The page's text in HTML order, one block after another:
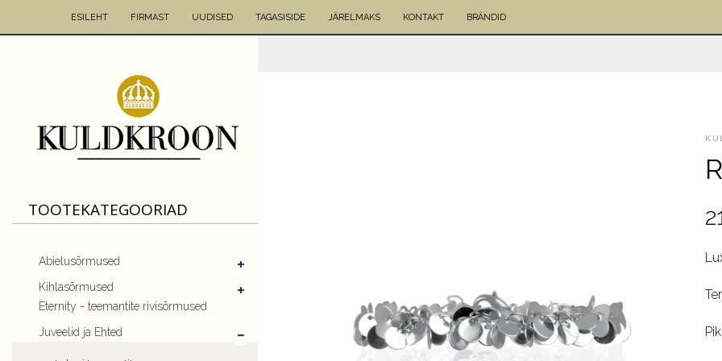
ESILEHT FIRMAST UUDISED TAGASISIDE JÄRELMAKS KONTAKT BRÄNDID
TOOTEKATEGOORIAD
Abielusõrmused
Kihlasõrmused
Eternity - teemantite rivisõrmused
Juveelid ja Ehted